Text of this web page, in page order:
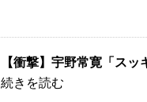
【衝撃】宇野常寛「ス
続きを読む